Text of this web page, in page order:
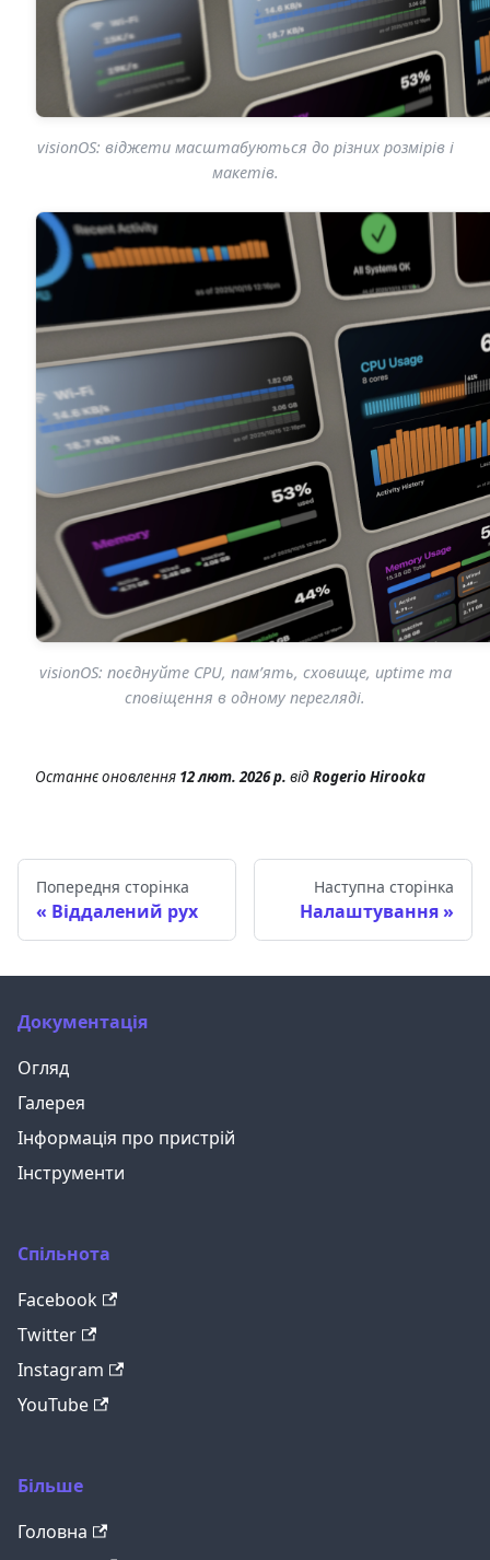
visionOS: віджети масштабуються до різних розмірів і
макетів.
visionOS: поєднуйте CPU, памʼять, сховище, uptime та
сповіщення в одному перегляді.
Останнє оновлення 12 лют. 2026 р. від Rogerio Hirooka
Попередня сторінка
Віддалений рух
Наступна сторінка
Налаштування
Документація
Огляд
Галерея
Інформація про пристрій
Інструменти
Спільнота
Facebook
Twitter
Instagram
YouTube
Більше
Головна